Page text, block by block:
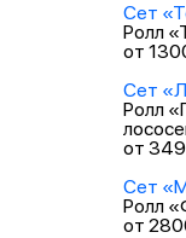
Сет
Ролл
от
Сет
Ролл
от
Сет
Ролл
от